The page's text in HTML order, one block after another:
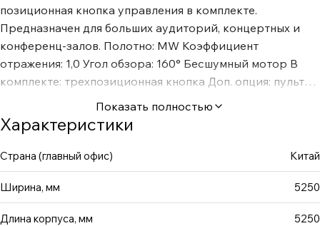
позиционная кнопка управления в комплекте.
Предназначен для больших аудиторий, концертных и
конференц-залов. Полотно: MW Коэффициент
отражения: 1,0 Угол обзора: 160° Бесшумный мотор В
комплекте: трехпозиционная кнопка Доп. опция: пульт
ДУ и блок управления Цвет корпуса: белый
Шестигранный стальной корпус
Показать полностью
Характеристики
Страна (главный офис) Китай
Ширина, мм 5250
Длина корпуса, мм 5250